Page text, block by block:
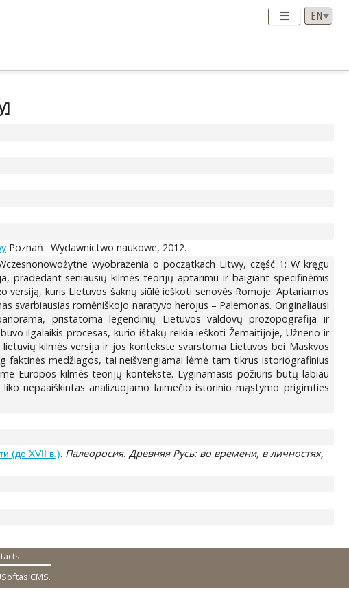
Poznań : Wydawnictwo naukowe, 2012.
wyobrażenia o początkach Litwy, część 1: W kręgu
pradedant seniausių kilmės teorijų aptarimu ir baigiant specifinėmis
versiją, kuris Lietuvos šaknų siūlė ieškoti senovės Romoje. Aptariamos
svarbiausias romėniškojo naratyvo herojus – Palemonas. Originaliausi
pristatoma legendinių Lietuvos valdovų prozopografija ir
ilgalaikis procesas, kurio ištakų reikia ieškoti Žemaitijoje, Užnerio ir
kilmės versija ir jos kontekste svarstoma Lietuvos bei Maskvos
medžiagos, tai neišvengiamai lėmė tam tikrus istoriografinius
Europos kilmės teorijų kontekste. Lyginamasis požiūris būtų labiau
nepaaiškintas analizuojamo laimečio istorinio mąstymo prigimties
(до XVII в.). Палеоросия. Древняя Русь: во времени, в личностях,
CMS.